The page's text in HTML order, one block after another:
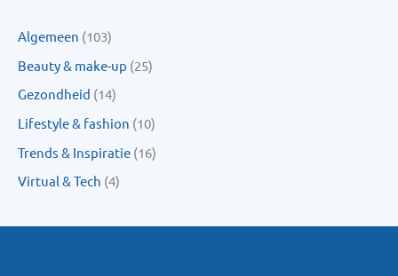
Algemeen (103)
Beauty & make-up (25)
Gezondheid (14)
Lifestyle & fashion (10)
Trends & Inspiratie (16)
Virtual & Tech (4)